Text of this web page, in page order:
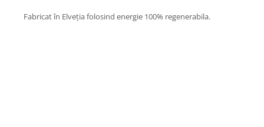
Fabricat în Elveția folosind energie 100% regenerabila.